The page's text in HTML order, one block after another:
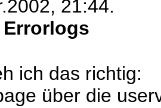
21:44.
Errorlogs
ich das richtig:
über die